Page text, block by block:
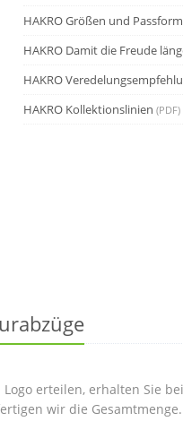
HAKRO Größen und
HAKRO Damit die Freude
HAKRO
HAKRO Kollektionslinien (PDF)
erteilen, erhalten Sie
wir die